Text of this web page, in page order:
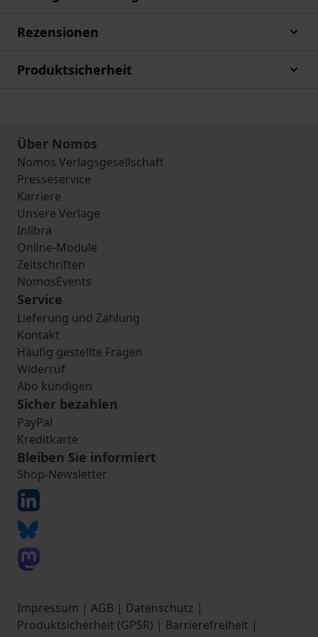
Rezensionen
Produktsicherheit
Über Nomos
Nomos Verlagsgesellschaft
Presseservice
Karriere
Unsere Verlage
Inlibra
Online-Module
Zeitschriften
NomosEvents
Service
Lieferung und Zahlung
Kontakt
Häufig gestellte Fragen
Widerruf
Abo kündigen
Sicher bezahlen
PayPal
Kreditkarte
Bleiben Sie informiert
Shop-Newsletter
Impressum | AGB | Datenschutz |
Produktsicherheit (GPSR) | Barrierefreiheit |